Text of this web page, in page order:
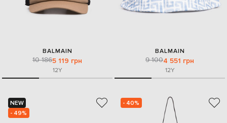
BALMAIN
10 1865 119 грн
12Y
BALMAIN
9 1004 551 грн
12Y
NEW
- 49%
- 40%